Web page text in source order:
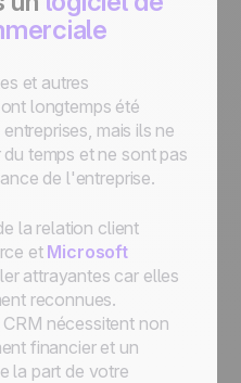
et autres
longtemps été
mais ils ne
temps et ne sont pas
de l'entreprise.
la relation client
etMicrosoft
attrayantes car elles
reconnues.
nécessitent non
financier et un
la part de votre